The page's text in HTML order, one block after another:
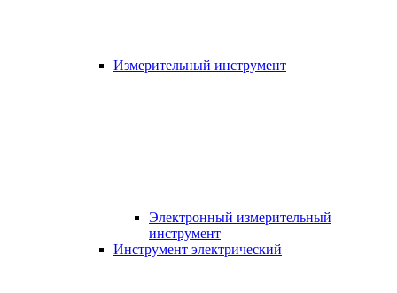
Измерительный инструмент
Электронный измерительный
инструмент
Инструмент электрический